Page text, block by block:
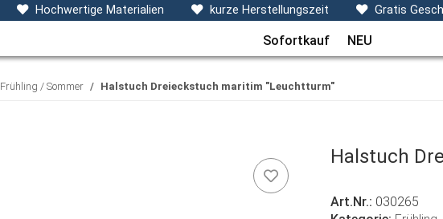
Hochwertige Materialien kurze Herstellungszeit Gratis
Accessoires Decken, Kissen & Co Themen Sets
Sofortkauf NEU
Frühling / Sommer Halstuch Dreieckstuch maritim "Leuchtturm"
Halstuch
Art.Nr.: 030265